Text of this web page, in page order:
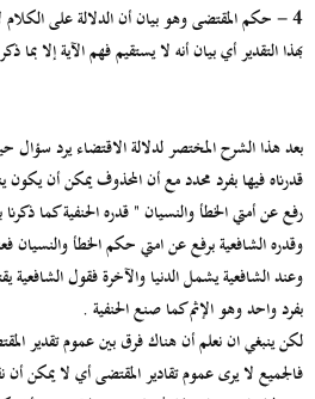
4 - حكم المقتضى وهو بيان أن الدلالة على
بهذا التقدير أي بيان أنه لا يستقيم فهم الآية إلا بما
بعد هذا الشرح المختصر لدلالة الاقتضاء يرد سؤال
قدرناه فيها بفرد محدد مع أن المحذوف يمكن أن يكون
رفع عن أمتي الخطأ والنسيان " قدره الحنفية كما
وقدره الشافعية برفع عن امتي حكم الخطأ والنسيان
وعند الشافعية يشمل الدنيا والآخرة فقول
بفرد واحد وهو الإثم كما صنع الحنفية .
لكن ينبغي ان نعلم أن هناك فرق بين عموم تقدير
فالجميع لا يرى عموم تقادير المقتضى أي لا يمكن